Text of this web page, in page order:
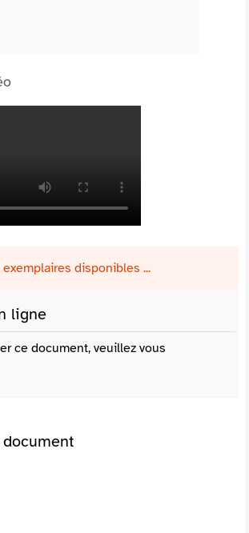
disponibles ...
ligne
ce document, veuillez vous